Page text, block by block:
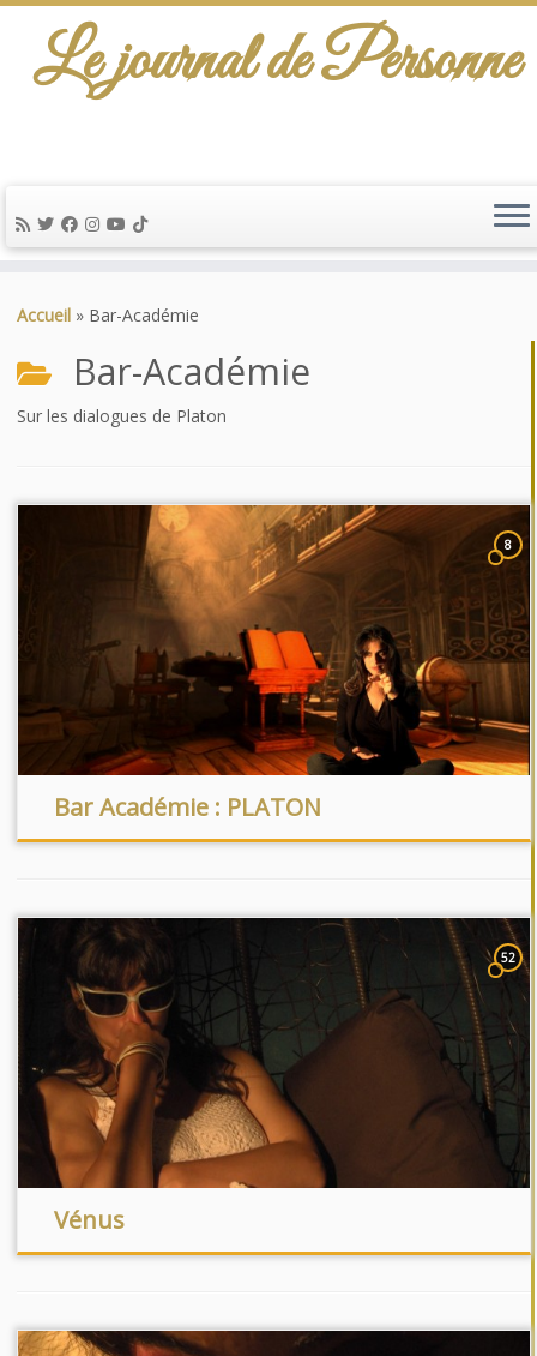
au
Le journal de Personne
Accueil » Bar-Académie
Bar-Académie
Sur les dialogues de Platon
8
Bar Académie : PLATON
52
Vénus